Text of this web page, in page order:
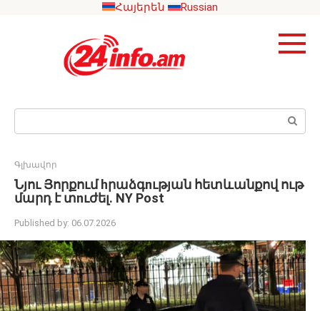
Հայերեն Russian
Search:
Գլխավոր
Նյու Յորքում hրաձգnւթյան հետևանքով ութ
մարդ է տnւժել. NY Post
Published by: 06.07.2026